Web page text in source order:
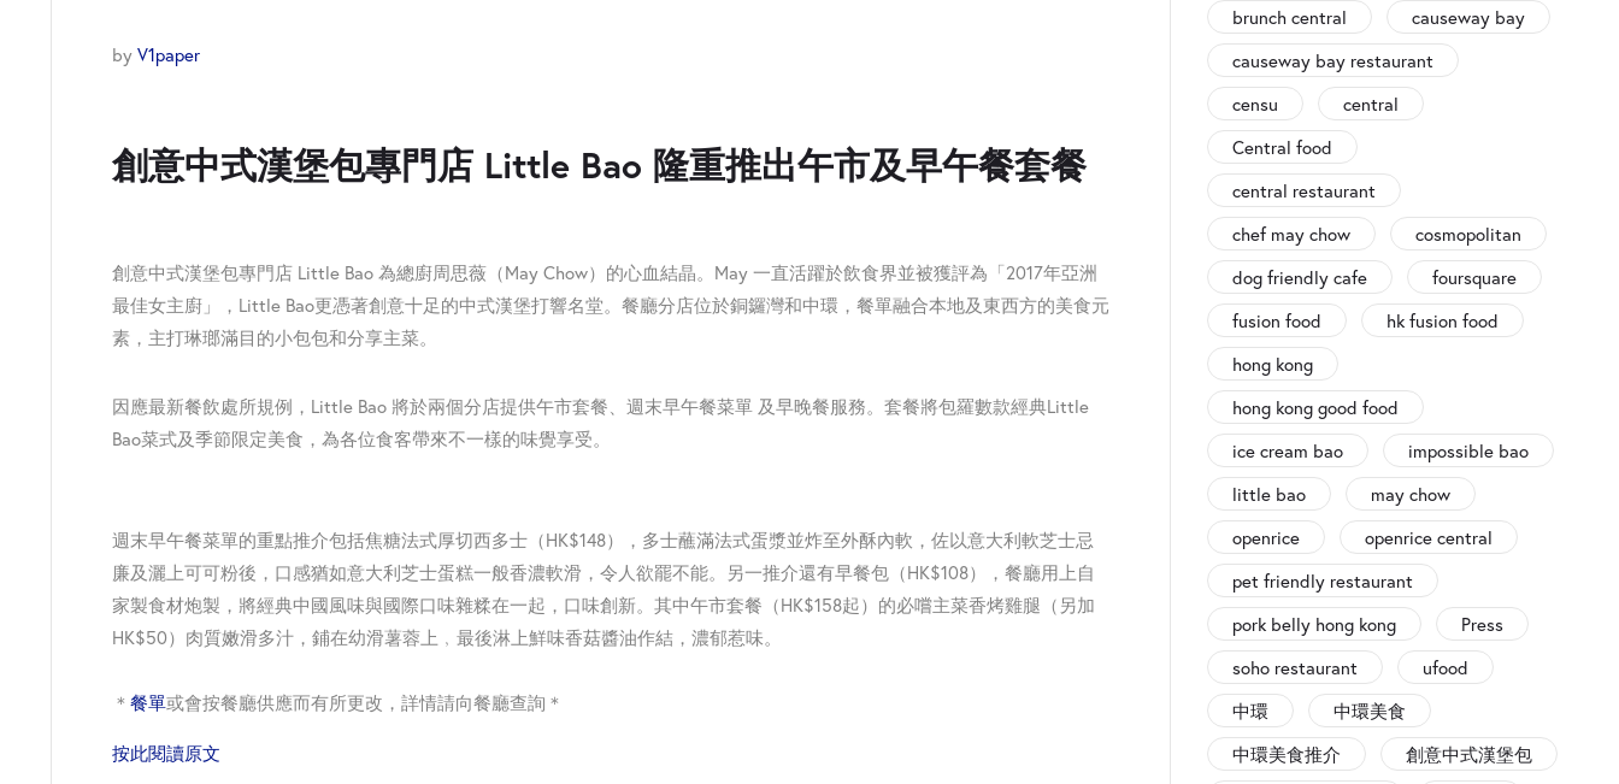
by V1paper
創意中式漢堡包專門店 Little Bao 隆重推出午市及早午餐套餐
創意中式漢堡包專門店 Little Bao 為總廚周思薇（May Chow）的心血結晶。May 一直活躍於飲食界並被獲評為「2017年亞洲
最佳女主廚」， Little Bao更憑著創意十足的中式漢堡打響名堂。 餐廳分店位於銅鑼灣和中環，餐單融合本地及東⻄方的美食元
素， 主打琳瑯滿目的小包包和分享主菜。
因應最新餐飲處所規例，Little Bao 將於兩個分店提供午市套餐、週末早午餐菜單 及早晚餐服務。套餐將包羅數款經典Little
Bao菜式及季節限定美食，為各位食客帶來不一樣的味覺享受。
週末早午餐菜單的重點推介包括焦糖法式厚切西多士（HK$148），多士蘸滿法式蛋漿並炸至外酥內軟， 佐以意大利軟芝士忌
廉及灑上可可粉後， 口感猶如意大利芝士蛋糕一般香濃軟滑，令人欲罷不能。 另一推介還有早餐包（HK$108），餐廳用上自
家製食材炮製， 將經典中國風味與國際口味雜糅在一起，口味創新。其中午市套餐（HK$158起）的必嚐主菜香烤雞腿（另加
HK$50） 肉質嫩滑多汁，鋪在幼滑薯蓉上﹐最後淋上鮮味香菇醬油作結， 濃郁惹味。
＊ 餐單或會按餐廳供應而有所更改，詳情請向餐廳查詢＊
按此閱讀原文
brunch central
causeway bay
causeway bay restaurant
censu
central
Central food
central restaurant
chef may chow
cosmopolitan
dog friendly cafe
foursquare
fusion food
hk fusion food
hong kong
hong kong good food
ice cream bao
impossible bao
little bao
may chow
openrice
openrice central
pet friendly restaurant
pork belly hong kong
Press
soho restaurant
ufood
中環
中環美食
中環美食推介
創意中式漢堡包